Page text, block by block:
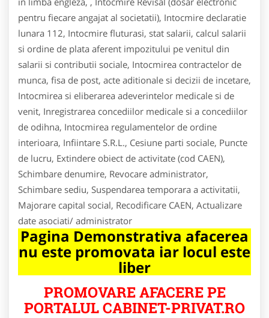
pentru fiecare angajat al societatii), Intocmire declaratie
lunara 112, Intocmire fluturasi, stat salarii, calcul salarii
si ordine de plata aferent impozitului pe venitul din
salarii si contributii sociale, Intocmirea contractelor de
munca, fisa de post, acte aditionale si decizii de incetare,
Intocmirea si eliberarea adeverintelor medicale si de
venit, Inregistrarea concediilor medicale si a concediilor
de odihna, Intocmirea regulamentelor de ordine
interioara, Infiintare S.R.L., Cesiune parti sociale, Puncte
de lucru, Extindere obiect de activitate (cod CAEN),
Schimbare denumire, Revocare administrator,
Schimbare sediu, Suspendarea temporara a activitatii,
Majorare capital social, Recodificare CAEN, Actualizare
date asociati/ administrator
Pagina Demonstrativa afacerea
nu este promovata iar locul este
liber
PROMOVARE AFACERE PE
PORTALUL CABINET-PRIVAT.RO